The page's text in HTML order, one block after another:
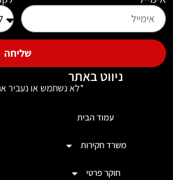
שליחה
*לא נשתמש או נעביר
ניווט באתר
עמוד הבית
משרד חקירות
חוקר פרטי